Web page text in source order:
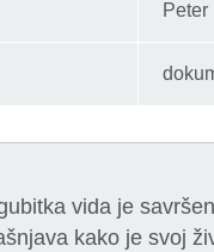
vida je
kako je svoj